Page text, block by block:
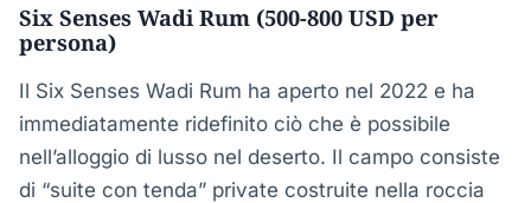
Six Senses Wadi Rum (500-800 USD per
persona)
Il Six Senses Wadi Rum ha aperto nel 2022 e ha
immediatamente ridefinito ciò che è possibile
nell’alloggio di lusso nel deserto. Il campo consiste
di “suite con tenda” private costruite nella roccia